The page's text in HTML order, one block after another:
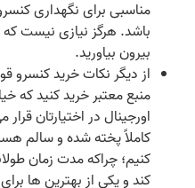
مناسبی برای نگهداری
باشد. هرگز نیازی نیست که
بیرون بیاورید.
از دیگر نکات خرید کنسرو
منبع معتبر خرید کنید که
اورجینال در اختیارتان
کاملاً پخته شده و سالم
کنیم؛ چراکه مدت زمان
کند و یکی از بهترین‌ ها